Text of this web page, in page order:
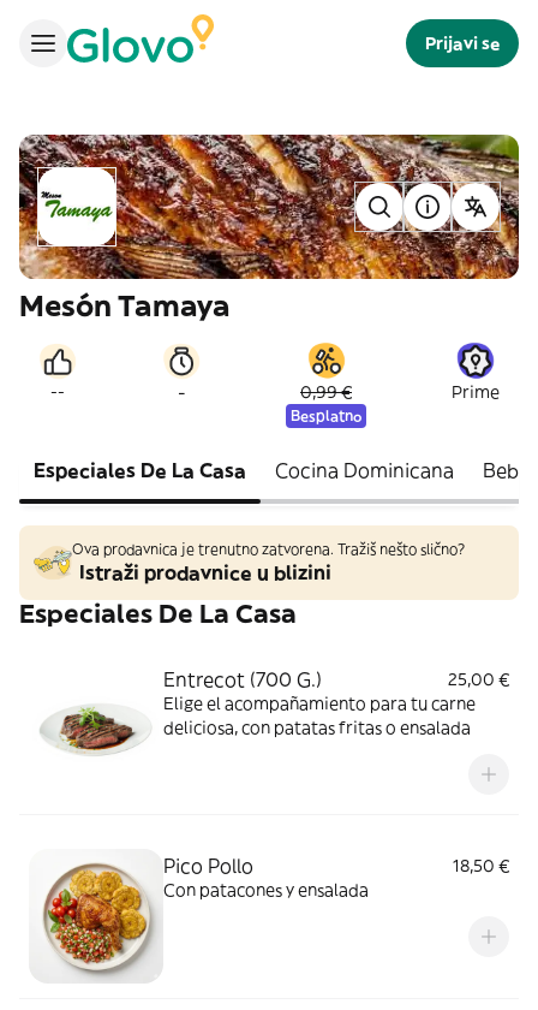
Prijavi se
Mesón Tamaya
-- - 0,99 €
Besplatno
Prime
Especiales De La Casa Cocina Dominicana
Ova prodavnica je trenutno zatvorena. Tražiš nešto slično?
Istraži prodavnice u blizini
Especiales De La Casa
Entrecot (700 G.)
25,00 €
Elige el acompañamiento para tu carne
deliciosa, con patatas fritas o ensalada
Pico Pollo
18,50 €
Con patacones y ensalada